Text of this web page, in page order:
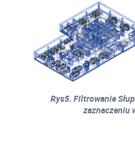
Rys5. Filtrowanie
zaznaczeniu